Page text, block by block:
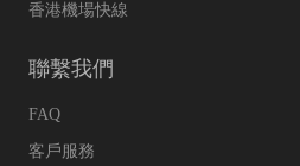
香港機場快線
聯繫我們
FAQ
客戶服務